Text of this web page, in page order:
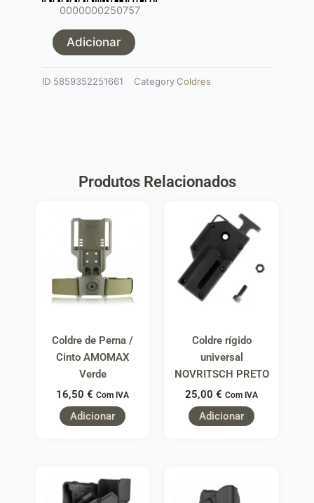
0000000250757
rígido
AMOMAX
AM-
UH
Adicionar
ID 5859352251661 CategoryColdres
Produtos Relacionados
Coldre de Perna /
Cinto AMOMAX
Verde
16,50 € Com IVA
Adicionar
Coldre rígido
universal
NOVRITSCH PRETO
25,00 € Com IVA
Adicionar